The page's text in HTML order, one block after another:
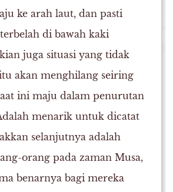
ke arah laut, dan pasti
di bawah kaki
juga situasi yang tidak
akan menghilang seiring
ini maju dalam penurutan
menarik untuk dicatat
selanjutnya adalah
orang pada zaman Musa,
benarnya bagi mereka